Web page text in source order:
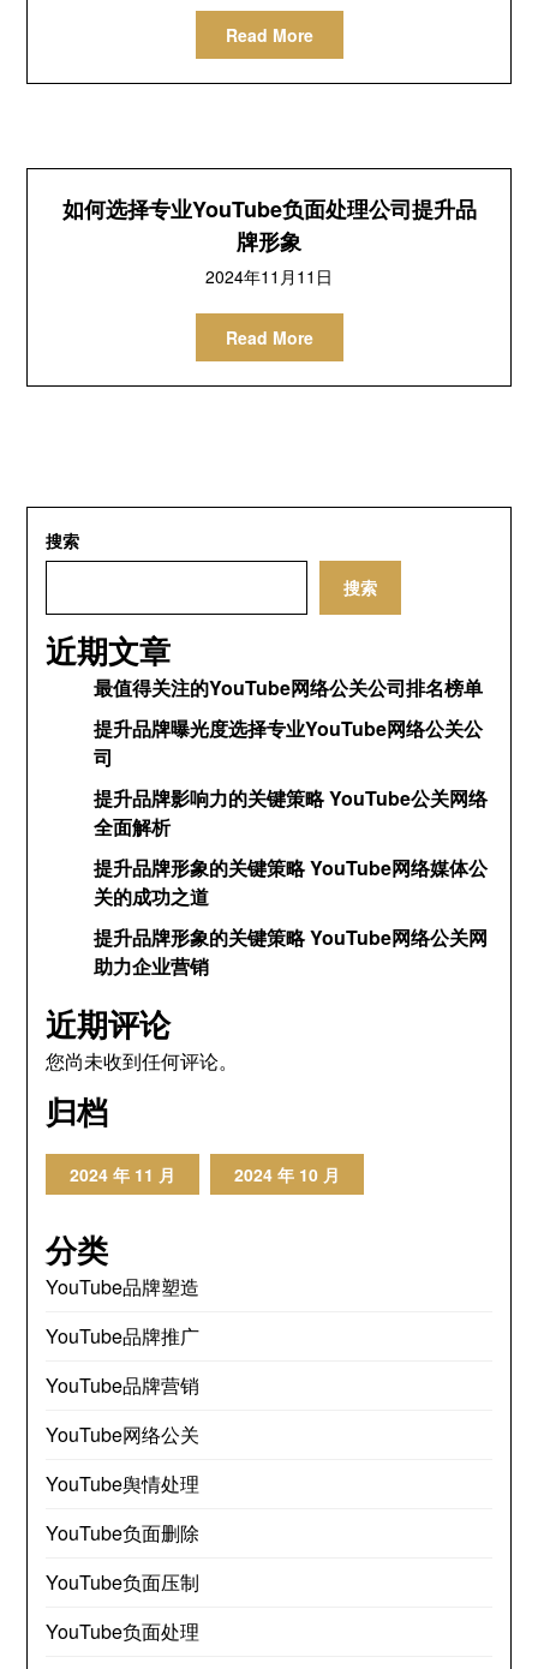
Read More
如何选择专业YouTube负面处理公司提升品
牌形象
2024年11月11日
Read More
搜索
搜索
近期文章
最值得关注的YouTube网络公关公司排名榜单
提升品牌曝光度选择专业YouTube网络公关公
司
提升品牌影响力的关键策略 YouTube公关网络
全面解析
提升品牌形象的关键策略 YouTube网络媒体公
关的成功之道
提升品牌形象的关键策略 YouTube网络公关网
助力企业营销
近期评论
您尚未收到任何评论。
归档
2024 年 11 月 2024 年 10 月
分类
YouTube品牌塑造
YouTube品牌推广
YouTube品牌营销
YouTube网络公关
YouTube舆情处理
YouTube负面删除
YouTube负面压制
YouTube负面处理